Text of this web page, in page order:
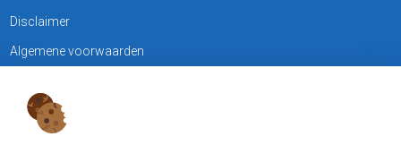
Disclaimer
Algemene voorwaarden
KLANTENSERVICE